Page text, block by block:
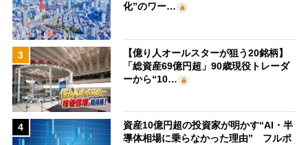
化”のワー…
3
【億り人オールスターが狙う20銘柄】
「総資産69億円超」90歳現役トレーダ
ーから“10…
4
資産10億円超の投資家が明かす“AI・半
導体相場に乗らなかった理由” フルポ